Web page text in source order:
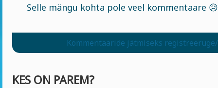
Selle mängu kohta pole veel kommentaare
Kommentaaride jätmiseks
KES ON PAREM?